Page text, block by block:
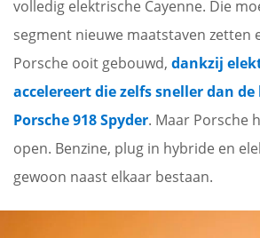
volledig elektrische Cayenne. Die
segment nieuwe maatstaven zetten
Porsche ooit gebouwd, dankzij
accelereert die zelfs sneller dan
Porsche 918 Spyder. Maar Porsche
open. Benzine, plug in hybride en
gewoon naast elkaar bestaan.